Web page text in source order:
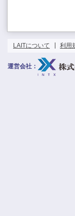
LAITについて 利用
運営会社：